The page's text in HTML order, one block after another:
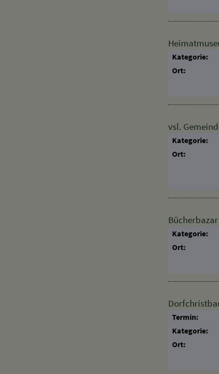
Kategorie:
Ort:
vsl.
Kategorie:
Ort:
Bücherbazar
Kategorie:
Ort:
Termin:
Kategorie:
Ort: